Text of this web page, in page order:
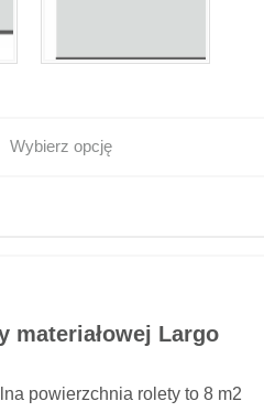
Wybierz opcję
materiałowej Largo
powierzchnia rolety to 8 m2